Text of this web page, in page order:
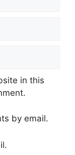
in this
by email.